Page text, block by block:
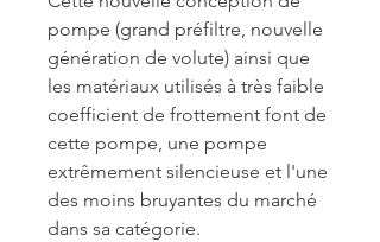
pompe (grand préfiltre, nouvelle
génération de volute) ainsi que
les matériaux utilisés à très faible
coefficient de frottement font de
cette pompe, une pompe
extrêmement silencieuse et l'une
des moins bruyantes du marché
dans sa catégorie.